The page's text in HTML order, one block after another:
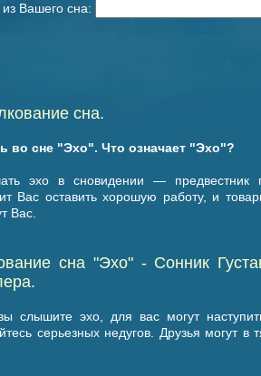
Вашего сна:
сна.
во сне "Эхо". Что означает "Эхо"?
эхо в сновидении — предвестник
Вас оставить хорошую работу, и
Вас.
сна "Эхо" - Cонник
слышите эхо, для вас могут
серьезных недугов. Друзья могут в